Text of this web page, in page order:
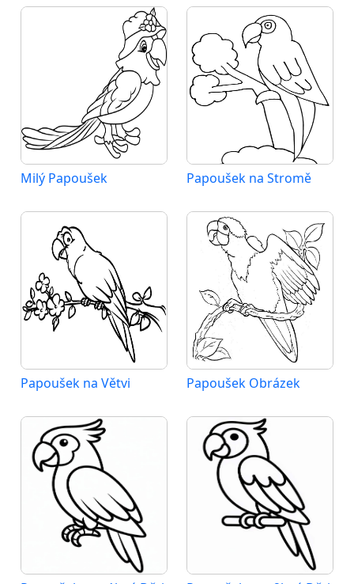
Milý Papoušek Papoušek na Stromě
Papoušek na Větvi Papoušek Obrázek